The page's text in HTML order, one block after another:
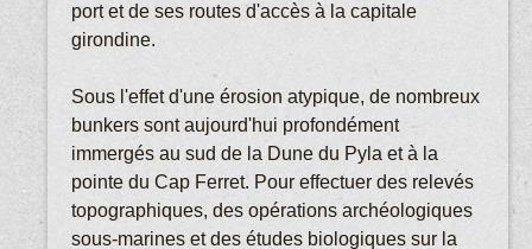
port et de ses routes d'accès à la capitale
girondine.
Sous l'effet d'une érosion atypique, de nombreux
bunkers sont aujourd'hui profondément
immergés au sud de la Dune du Pyla et à la
pointe du Cap Ferret. Pour effectuer des relevés
topographiques, des opérations archéologiques
sous-marines et des études biologiques sur la